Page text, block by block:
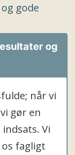
gode
og
når vi
gør en
Vi
fagligt